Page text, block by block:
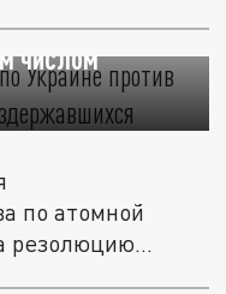
по Украине
числом
по атомной
резолюцию